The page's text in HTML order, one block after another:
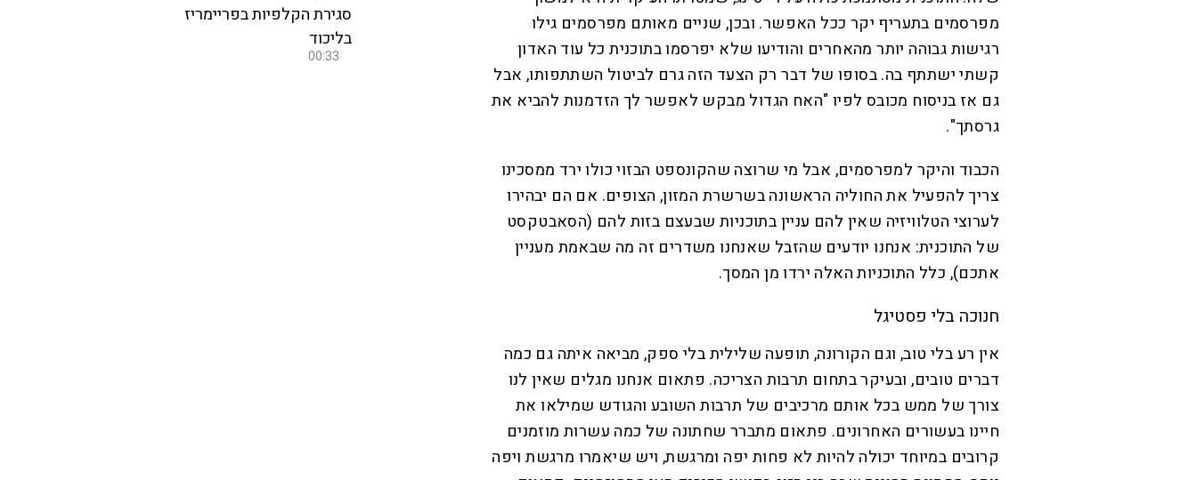
מפרסמים בתעריף יקר ככל האפשר. ובכן, שניים מאותם מפרסמים גילו
רגישות גבוהה יותר מהאחרים והודיעו שלא יפרסמו בתוכנית כל עוד האדון
קשתי ישתתף בה. בסופו של דבר רק הצעד הזה גרם לביטול השתתפותו, אבל
גם אז בניסוח מכובס לפיו "האח הגדול מבקש לאפשר לך הזדמנות להביא את
גרסתך".
הכבוד והיקר למפרסמים, אבל מי שרוצה שהקונספט הבזוי כולו ירד ממסכינו
צריך להפעיל את החוליה הראשונה בשרשרת המזון, הצופים. אם הם יבהירו
לערוצי הטלוויזיה שאין להם עניין בתוכניות שבעצם בזות להם (הסאבטקסט
של התוכנית: אנחנו יודעים שהזבל שאנחנו משדרים זה מה שבאמת מעניין
אתכם), כלל התוכניות האלה ירדו מן המסך.
חנוכה בלי פסטיגל
אין רע בלי טוב, וגם הקורונה, תופעה שלילית בלי ספק, מביאה איתה גם כמה
דברים טובים, ובעיקר בתחום תרבות הצריכה. פתאום אנחנו מגלים שאין לנו
צורך של ממש בכל אותם מרכיבים של תרבות השובע והגודש שמילאו את
חיינו בעשורים האחרונים. פתאום מתברר שחתונה של כמה עשרות מוזמנים
קרובים במיוחד יכולה להיות לא פחות יפה ומרגשת, ויש שיאמרו מרגשת ויפה
סגירת הקלפיות בפריימריז
בליכוד
00:33